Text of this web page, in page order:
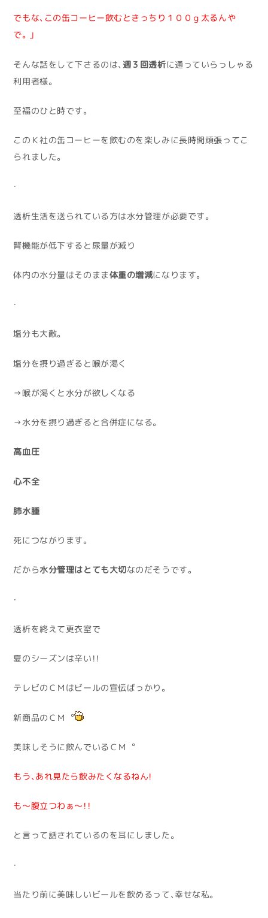
でもな、この缶コーヒー飲むときっちり１００ｇ太るんや
で。」
そんな話をして下さるのは、 週３回透析に通っていらっしゃる
利用者様。
至福のひと時です。
このＫ社の缶コーヒーを飲むのを楽しみに長時間頑張ってこ
られました。
・
透析生活を送られている方は水分管理が必要です。
腎機能が低下すると尿量が減り
体内の水分量はそのまま体重の増減になります。
・
塩分も大敵。
塩分を摂り過ぎると喉が渇く
→喉が渇くと水分が欲しくなる
→水分を摂り過ぎると合併症になる。
高血圧
心不全
肺水腫
死につながります。
だから水分管理はとても大切なのだそうです。
・
透析を終えて更衣室で
夏のシーズンは辛い！！
テレビのＣＭはビールの宣伝ばっかり。
新商品のＣＭ。
美味しそうに飲んでいるＣＭ。
もう、あれ見たら飲みたくなるねん！
も～腹立つわぁ～！！
と言って話されているのを耳にしました。
・
当たり前に美味しいビールを飲めるって、幸せな私。